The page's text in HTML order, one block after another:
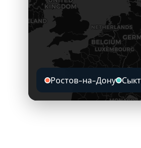
Ростов-на-Дону